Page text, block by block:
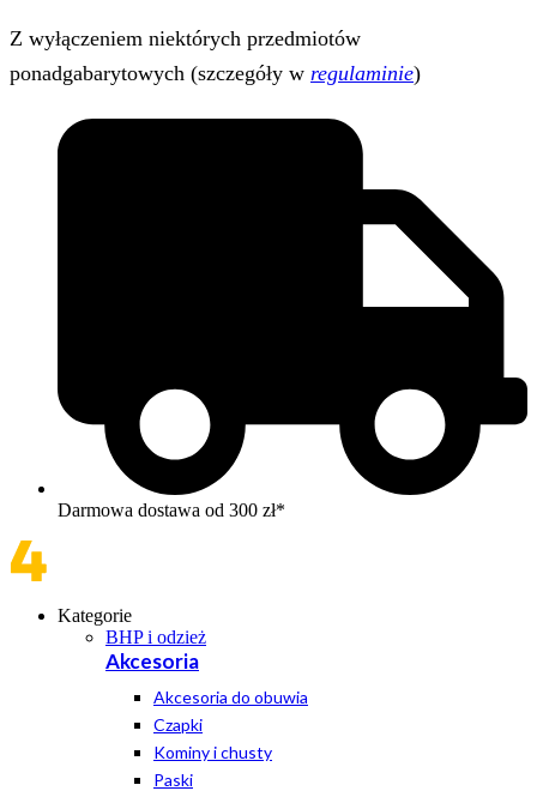
Z wyłączeniem niektórych przedmiotów
ponadgabarytowych (szczegóły w regulaminie)
Darmowa dostawa od 300 zł*
Kategorie
BHP i odzież
Akcesoria
Akcesoria do obuwia
Czapki
Kominy i chusty
Paski